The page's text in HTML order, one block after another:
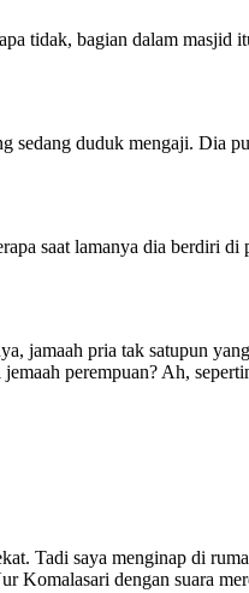
tidak, bagian dalam masjid
sedang duduk mengaji. Dia
saat lamanya dia berdiri
jamaah pria tak satupun
perempuan? Ah,
Tadi saya menginap di
Komalasari dengan suara